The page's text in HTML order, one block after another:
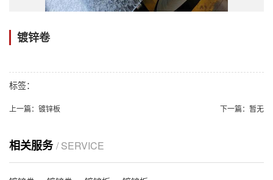
镀锌卷
标签：
上一篇： 镀锌板 下一篇： 暂无
相关服务/ SERVICE